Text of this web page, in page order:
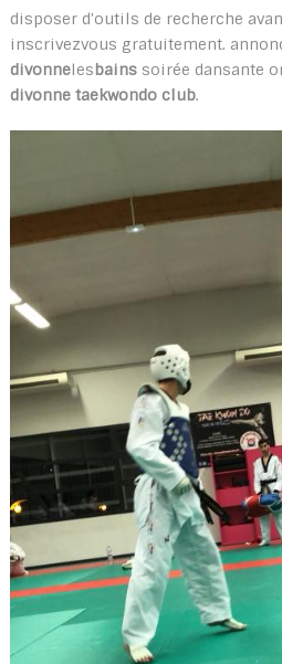
disposer d'outils de recherche
inscrivezvous gratuitement.
divonneles bainssoirée dansante
divonne taekwondo club.